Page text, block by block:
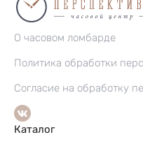
О часовом ломбарде
Политика обработки
Согласие на обработку
Каталог